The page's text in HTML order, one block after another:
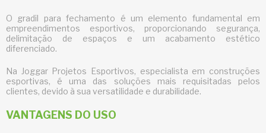
O gradil para fechamento é um elemento fundamental em
empreendimentos esportivos, proporcionando segurança,
delimitação de espaços e um acabamento estético
diferenciado.
Na Joggar Projetos Esportivos, especialista em construções
esportivas, é uma das soluções mais requisitadas pelos
clientes, devido à sua versatilidade e durabilidade.
VANTAGENS DO USO